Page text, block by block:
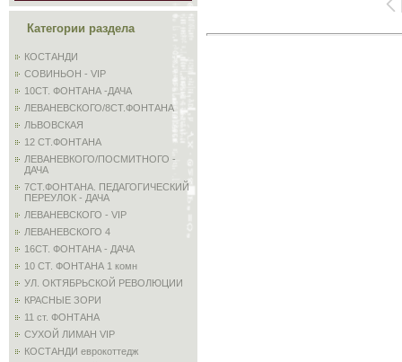
Категории раздела
КОСТАНДИ
СОВИНЬОН - VIP
10СТ. ФОНТАНА -ДАЧА
ЛЕВАНЕВСКОГО/8СТ.ФОНТАНА
ЛЬВОВСКАЯ
12 СТ.ФОНТАНА
ЛЕВАНЕВКОГО/ПОСМИТНОГО -
ДАЧА
7СТ.ФОНТАНА. ПЕДАГОГИЧЕСКИЙ
ПЕРЕУЛОК - ДАЧА
ЛЕВАНЕВСКОГО - VIP
ЛЕВАНЕВСКОГО 4
16СТ. ФОНТАНА - ДАЧА
10 СТ. ФОНТАНА 1 комн
УЛ. ОКТЯБРЬСКОЙ РЕВОЛЮЦИИ
КРАСНЫЕ ЗОРИ
11 ст. ФОНТАНА
СУХОЙ ЛИМАН VIP
КОСТАНДИ еврокоттедж